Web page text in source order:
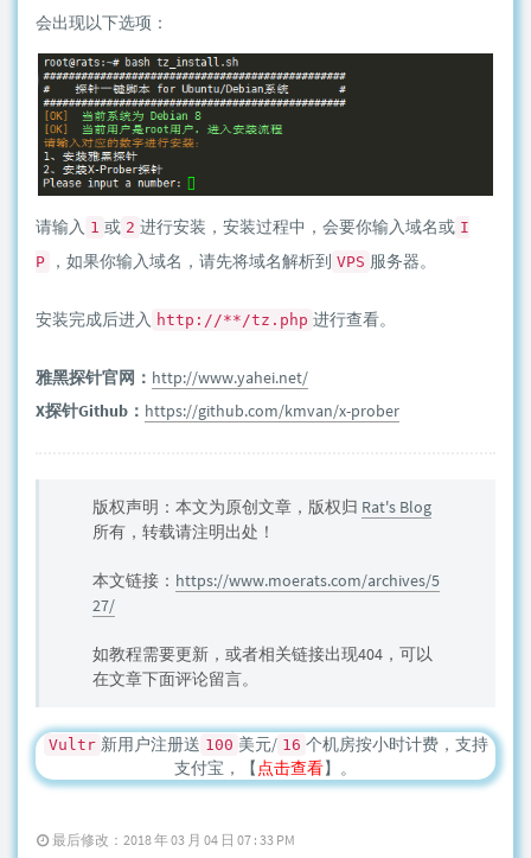
会出现以下选项：
请输入 1 或 2 进行安装，安装过程中，会要你输入域名或 I
P
，如果你输入域名，请先将域名解析到 VPS 服务器。
安装完成后进入 http://**/tz.php 进行查看。
雅黑探针官网： http://www.yahei.net/
X探针Github： https://github.com/kmvan/x-prober
版权声明：本文为原创文章，版权归 Rat's Blog
所有，转载请注明出处！
本文链接： https://www.moerats.com/archives/5
27/
如教程需要更新，或者相关链接出现404，可以
在文章下面评论留言。
Vultr 新用户注册送 100 美元/ 16 个机房按小时计费，支持
支付宝，【点击查看】。
最后修改：2018 年 03 月 04 日 07 : 33 PM